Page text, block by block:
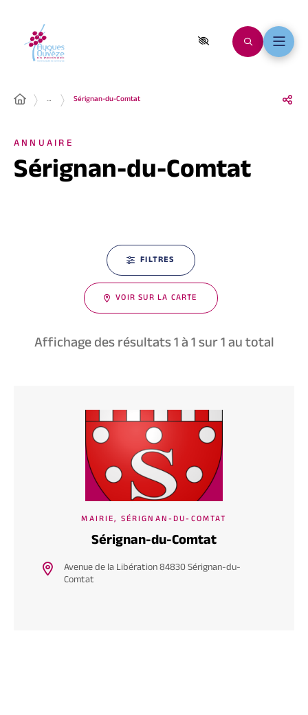
… Sérignan-du-Comtat
ANNUAIRE
Sérignan-du-Comtat
FILTRES
VOIR SUR LA CARTE
Affichage des résultats1à1sur1au total
MAIRIE, SÉRIGNAN-DU-COMTAT
Sérignan-du-Comtat
Avenue de la Libération 84830 Sérignan-du-
Comtat